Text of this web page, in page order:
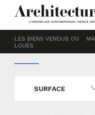
LES BIENS VENDUS OU
LOUÉS
Accueil Appartements
SURFACE